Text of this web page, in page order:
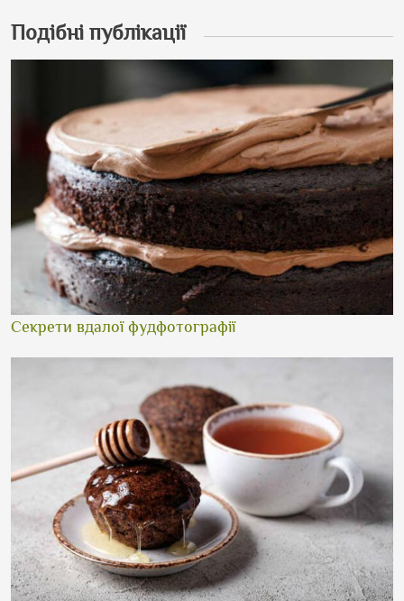
Подібні публікації
Секрети вдалої фудфотографії